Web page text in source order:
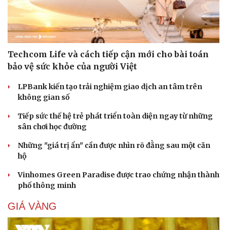
Techcom Life và cách tiếp cận mới cho bài toán
bảo vệ sức khỏe của người Việt
LPBank kiến tạo trải nghiệm giao dịch an tâm trên
không gian số
Tiếp sức thế hệ trẻ phát triển toàn diện ngay từ những
sân chơi học đường
Những "giá trị ẩn" cần được nhìn rõ đằng sau một căn
hộ
Vinhomes Green Paradise được trao chứng nhận thành
phố thông minh
GIÁ VÀNG